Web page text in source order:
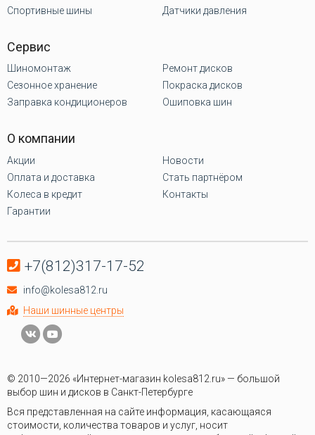
Спортивные шины
Датчики давления
Сервис
Шиномонтаж
Сезонное хранение
Заправка кондиционеров
Ремонт дисков
Покраска дисков
Ошиповка шин
О компании
Акции
Оплата и доставка
Колеса в кредит
Гарантии
Новости
Стать партнёром
Контакты
+7(812)317-17-52
info@kolesa812.ru
Наши шинные центры
© 2010—2026 «Интернет-магазин kolesa812.ru» — большой
выбор шин и дисков в Санкт-Петербурге
Вся представленная на сайте информация, касающаяся
стоимости, количества товаров и услуг, носит